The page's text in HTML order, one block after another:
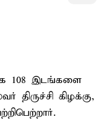
108 இடங்களை
கிழக்கு,